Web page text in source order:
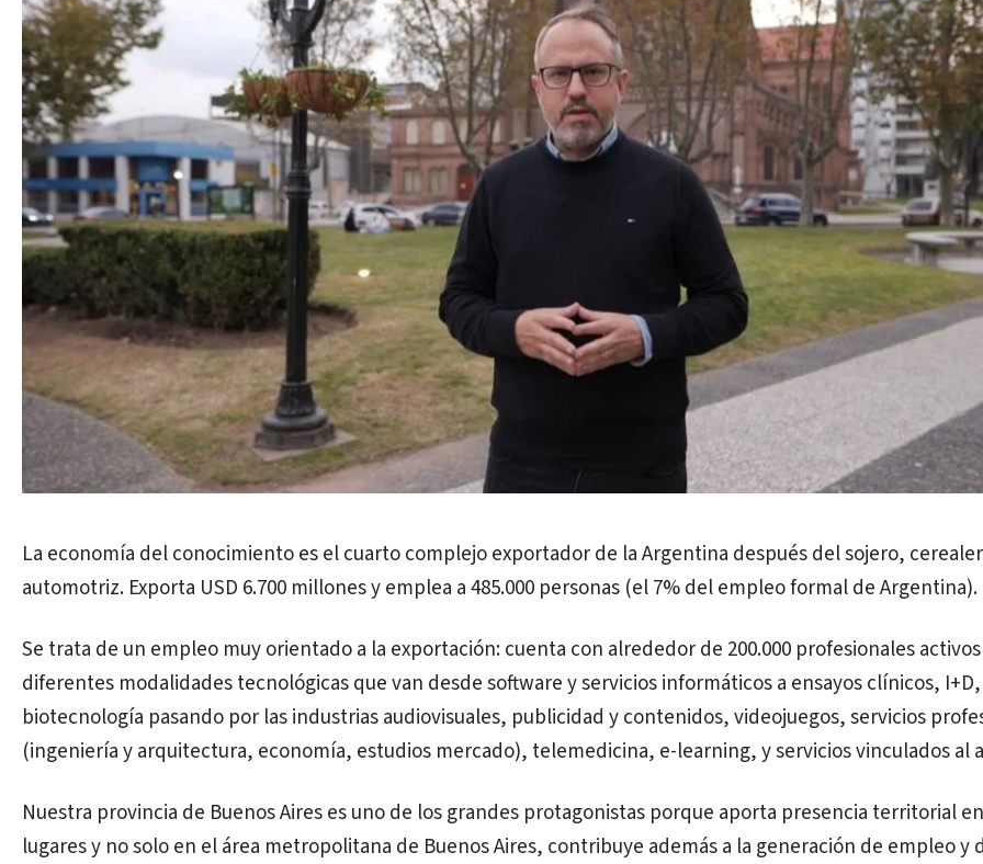
La economía del conocimiento es el cuarto complejo exportador de la Argentina después del sojero,
automotriz. Exporta USD 6.700 millones y emplea a 485.000 personas (el 7% del empleo formal de Argentina).
Se trata de un empleo muy orientado a la exportación: cuenta con alrededor de 200.000 profesionales
diferentes modalidades tecnológicas que van desde software y servicios informáticos a ensayos clínicos, I+D,
biotecnología pasando por las industrias audiovisuales, publicidad y contenidos, videojuegos, servicios
(ingeniería y arquitectura, economía, estudios mercado), telemedicina, e-learning, y servicios vinculados al
Nuestra provincia de Buenos Aires es uno de los grandes protagonistas porque aporta presencia territorial
lugares y no solo en el área metropolitana de Buenos Aires, contribuye además a la generación de empleo y